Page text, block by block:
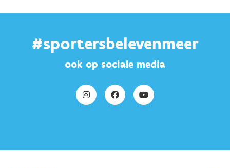
#sportersbelevenmeer
ook op sociale media